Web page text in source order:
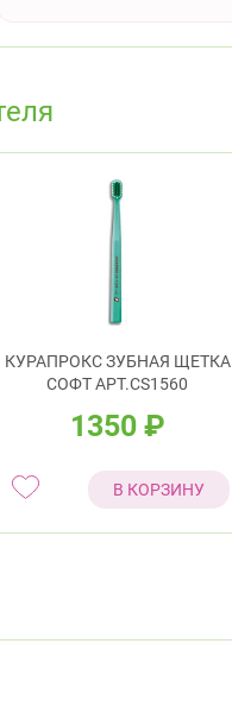
КУРАПРОКС ЗУБНАЯ ЩЕТКА
СОФТ АРТ.CS1560
1350 ₽
В КОРЗИНУ